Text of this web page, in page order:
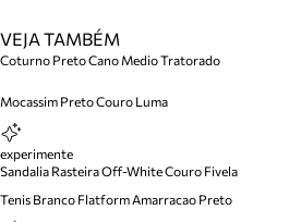
VEJA TAMBÉM
Coturno Preto Cano Medio Tratorado
Mocassim Preto Couro Luma
experimente
Sandalia Rasteira Off-White Couro Fivela
Tenis Branco Flatform Amarracao Preto